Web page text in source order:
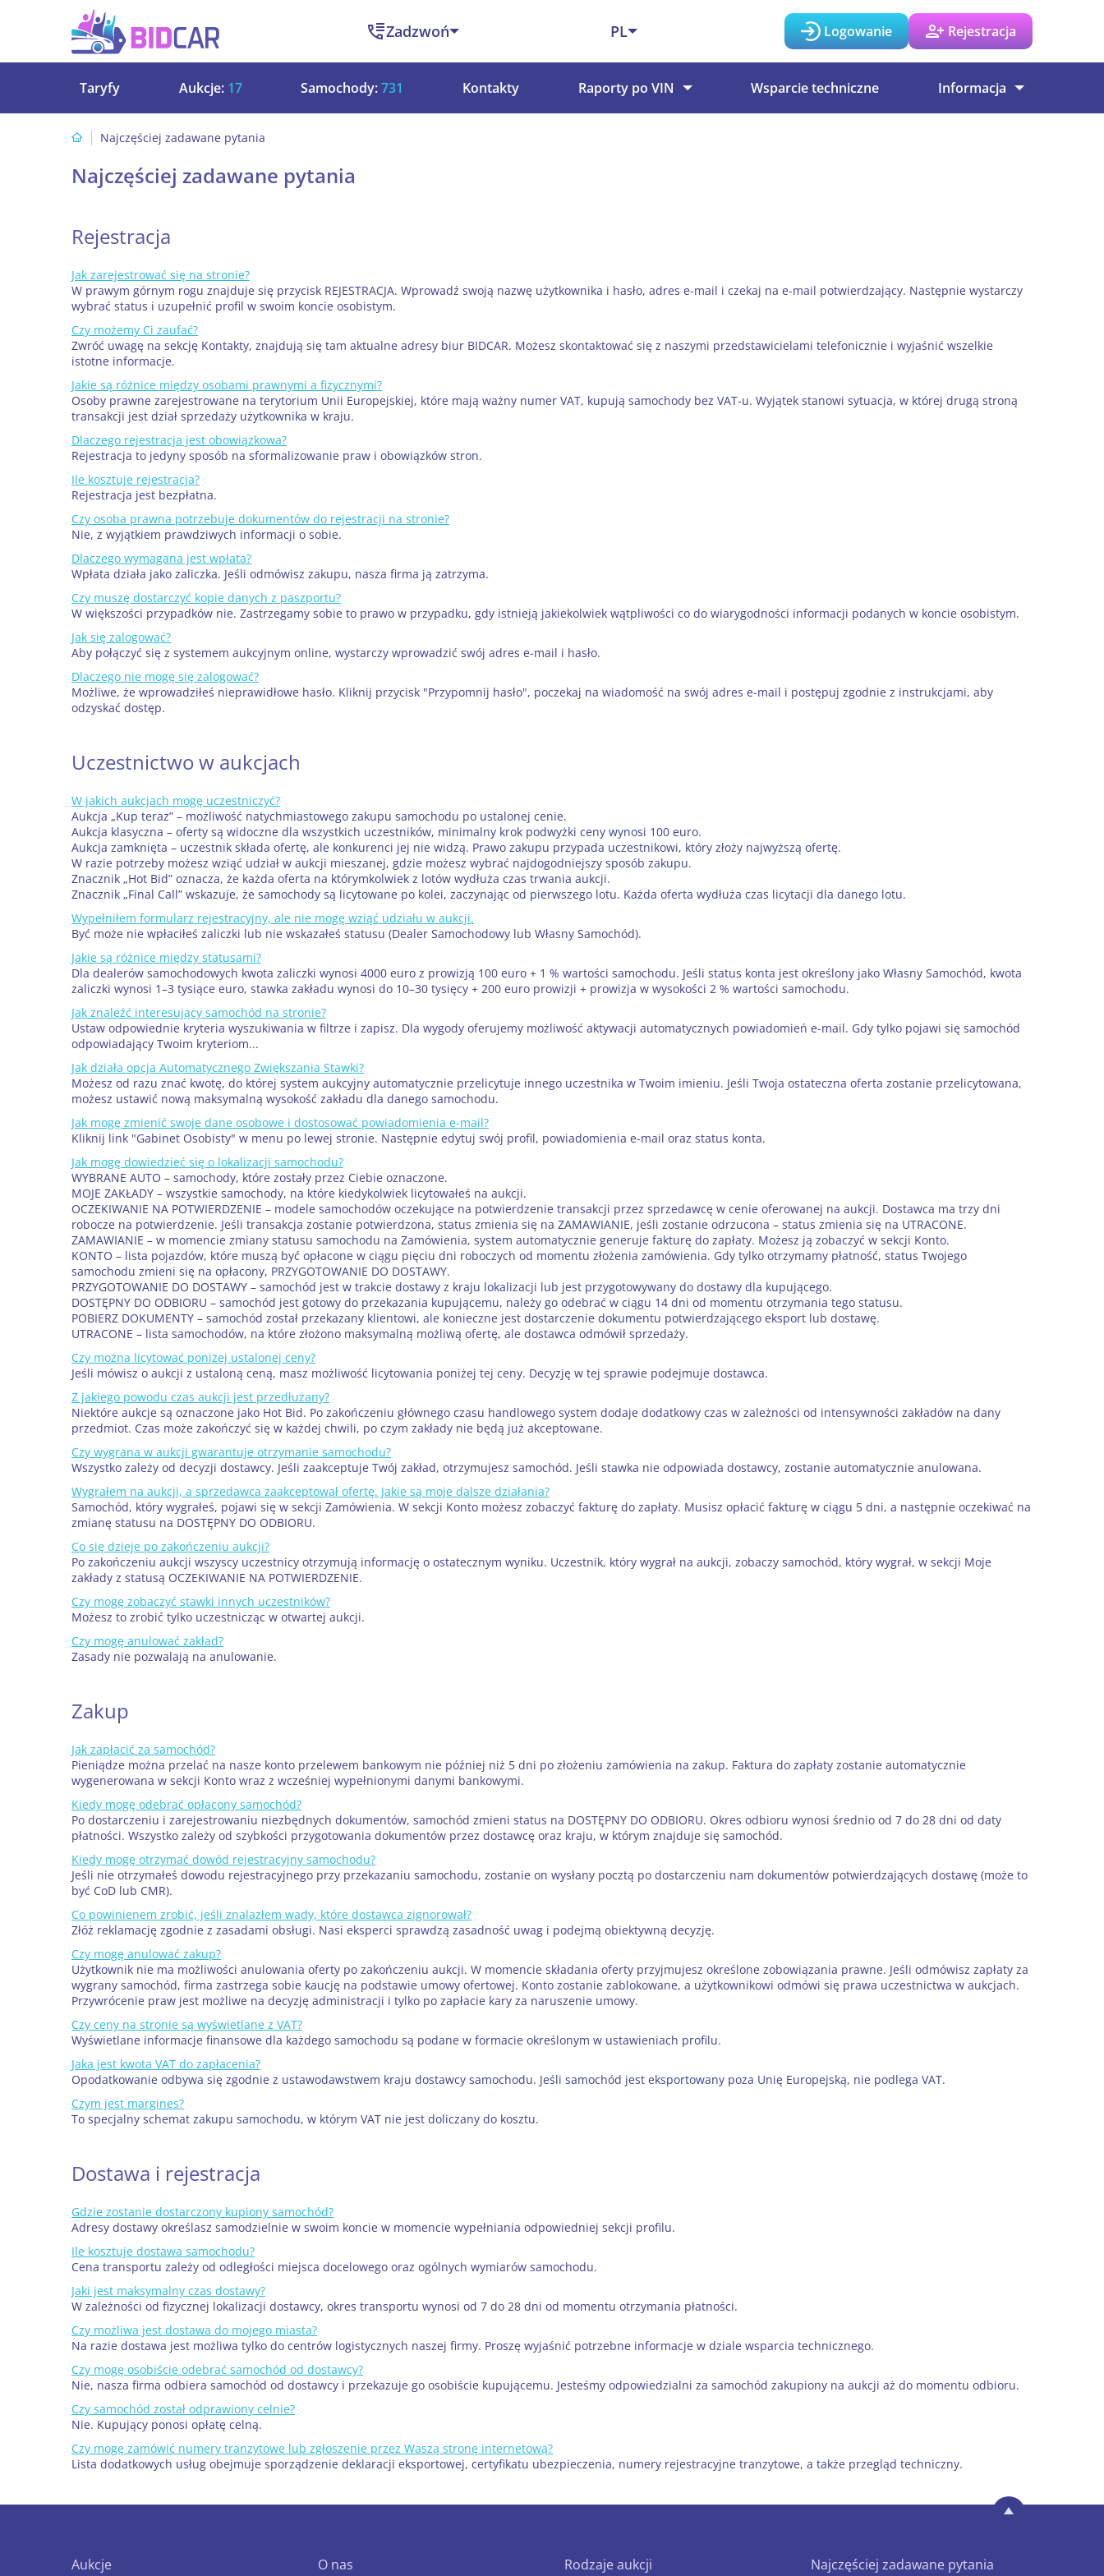
Zadzwoń PL Logowanie Rejestracja
Taryfy Aukcje: 17 Samochody:731 Kontakty Raporty po VIN Wsparcie techniczne Informacja
Najczęściej zadawane pytania
Najczęściej zadawane pytania
Rejestracja
Jak zarejestrować się na stronie?
W prawym górnym rogu znajduje się przycisk REJESTRACJA. Wprowadź swoją nazwę użytkownika i hasło, adres e-mail i czekaj na e-mail potwierdzający. Następnie wystarczy
wybrać status i uzupełnić profil w swoim koncie osobistym.
Czy możemy Ci zaufać?
Zwróć uwagę na sekcję Kontakty, znajdują się tam aktualne adresy biur BIDCAR. Możesz skontaktować się z naszymi przedstawicielami telefonicznie i wyjaśnić wszelkie
istotne informacje.
Jakie są różnice między osobami prawnymi a fizycznymi?
Osoby prawne zarejestrowane na terytorium Unii Europejskiej, które mają ważny numer VAT, kupują samochody bez VAT-u. Wyjątek stanowi sytuacja, w której drugą stroną
transakcji jest dział sprzedaży użytkownika w kraju.
Dlaczego rejestracja jest obowiązkowa?
Rejestracja to jedyny sposób na sformalizowanie praw i obowiązków stron.
Ile kosztuje rejestracja?
Rejestracja jest bezpłatna.
Czy osoba prawna potrzebuje dokumentów do rejestracji na stronie?
Nie, z wyjątkiem prawdziwych informacji o sobie.
Dlaczego wymagana jest wpłata?
Wpłata działa jako zaliczka. Jeśli odmówisz zakupu, nasza firma ją zatrzyma.
Czy muszę dostarczyć kopie danych z paszportu?
W większości przypadków nie. Zastrzegamy sobie to prawo w przypadku, gdy istnieją jakiekolwiek wątpliwości co do wiarygodności informacji podanych w koncie osobistym.
Jak się zalogować?
Aby połączyć się z systemem aukcyjnym online, wystarczy wprowadzić swój adres e-mail i hasło.
Dlaczego nie mogę się zalogować?
Możliwe, że wprowadziłeś nieprawidłowe hasło. Kliknij przycisk "Przypomnij hasło", poczekaj na wiadomość na swój adres e-mail i postępuj zgodnie z instrukcjami, aby
odzyskać dostęp.
Uczestnictwo w aukcjach
W jakich aukcjach mogę uczestniczyć?
Aukcja „Kup teraz” – możliwość natychmiastowego zakupu samochodu po ustalonej cenie.
Aukcja klasyczna – oferty są widoczne dla wszystkich uczestników, minimalny krok podwyżki ceny wynosi 100 euro.
Aukcja zamknięta – uczestnik składa ofertę, ale konkurenci jej nie widzą. Prawo zakupu przypada uczestnikowi, który złoży najwyższą ofertę.
W razie potrzeby możesz wziąć udział w aukcji mieszanej, gdzie możesz wybrać najdogodniejszy sposób zakupu.
Znacznik „Hot Bid” oznacza, że każda oferta na którymkolwiek z lotów wydłuża czas trwania aukcji.
Znacznik „Final Call” wskazuje, że samochody są licytowane po kolei, zaczynając od pierwszego lotu. Każda oferta wydłuża czas licytacji dla danego lotu.
Wypełniłem formularz rejestracyjny, ale nie mogę wziąć udziału w aukcji.
Być może nie wpłaciłeś zaliczki lub nie wskazałeś statusu (Dealer Samochodowy lub Własny Samochód).
Jakie są różnice między statusami?
Dla dealerów samochodowych kwota zaliczki wynosi 4000 euro z prowizją 100 euro + 1 % wartości samochodu. Jeśli status konta jest określony jako Własny Samochód, kwota
zaliczki wynosi 1–3 tysiące euro, stawka zakładu wynosi do 10–30 tysięcy + 200 euro prowizji + prowizja w wysokości 2 % wartości samochodu.
Jak znaleźć interesujący samochód na stronie?
Ustaw odpowiednie kryteria wyszukiwania w filtrze i zapisz. Dla wygody oferujemy możliwość aktywacji automatycznych powiadomień e-mail. Gdy tylko pojawi się samochód
odpowiadający Twoim kryteriom...
Jak działa opcja Automatycznego Zwiększania Stawki?
Możesz od razu znać kwotę, do której system aukcyjny automatycznie przelicytuje innego uczestnika w Twoim imieniu. Jeśli Twoja ostateczna oferta zostanie przelicytowana,
możesz ustawić nową maksymalną wysokość zakładu dla danego samochodu.
Jak mogę zmienić swoje dane osobowe i dostosować powiadomienia e-mail?
Kliknij link "Gabinet Osobisty" w menu po lewej stronie. Następnie edytuj swój profil, powiadomienia e-mail oraz status konta.
Jak mogę dowiedzieć się o lokalizacji samochodu?
WYBRANE AUTO – samochody, które zostały przez Ciebie oznaczone.
MOJE ZAKŁADY – wszystkie samochody, na które kiedykolwiek licytowałeś na aukcji.
OCZEKIWANIE NA POTWIERDZENIE – modele samochodów oczekujące na potwierdzenie transakcji przez sprzedawcę w cenie oferowanej na aukcji. Dostawca ma trzy dni
robocze na potwierdzenie. Jeśli transakcja zostanie potwierdzona, status zmienia się na ZAMAWIANIE, jeśli zostanie odrzucona – status zmienia się na UTRACONE.
ZAMAWIANIE – w momencie zmiany statusu samochodu na Zamówienia, system automatycznie generuje fakturę do zapłaty. Możesz ją zobaczyć w sekcji Konto.
KONTO – lista pojazdów, które muszą być opłacone w ciągu pięciu dni roboczych od momentu złożenia zamówienia. Gdy tylko otrzymamy płatność, status Twojego
samochodu zmieni się na opłacony, PRZYGOTOWANIE DO DOSTAWY.
PRZYGOTOWANIE DO DOSTAWY – samochód jest w trakcie dostawy z kraju lokalizacji lub jest przygotowywany do dostawy dla kupującego.
DOSTĘPNY DO ODBIORU – samochód jest gotowy do przekazania kupującemu, należy go odebrać w ciągu 14 dni od momentu otrzymania tego statusu.
POBIERZ DOKUMENTY – samochód został przekazany klientowi, ale konieczne jest dostarczenie dokumentu potwierdzającego eksport lub dostawę.
UTRACONE – lista samochodów, na które złożono maksymalną możliwą ofertę, ale dostawca odmówił sprzedaży.
Czy można licytować poniżej ustalonej ceny?
Jeśli mówisz o aukcji z ustaloną ceną, masz możliwość licytowania poniżej tej ceny. Decyzję w tej sprawie podejmuje dostawca.
Z jakiego powodu czas aukcji jest przedłużany?
Niektóre aukcje są oznaczone jako Hot Bid. Po zakończeniu głównego czasu handlowego system dodaje dodatkowy czas w zależności od intensywności zakładów na dany
przedmiot. Czas może zakończyć się w każdej chwili, po czym zakłady nie będą już akceptowane.
Czy wygrana w aukcji gwarantuje otrzymanie samochodu?
Wszystko zależy od decyzji dostawcy. Jeśli zaakceptuje Twój zakład, otrzymujesz samochód. Jeśli stawka nie odpowiada dostawcy, zostanie automatycznie anulowana.
Wygrałem na aukcji, a sprzedawca zaakceptował ofertę. Jakie są moje dalsze działania?
Samochód, który wygrałeś, pojawi się w sekcji Zamówienia. W sekcji Konto możesz zobaczyć fakturę do zapłaty. Musisz opłacić fakturę w ciągu 5 dni, a następnie oczekiwać na
zmianę statusu na DOSTĘPNY DO ODBIORU.
Co się dzieje po zakończeniu aukcji?
Po zakończeniu aukcji wszyscy uczestnicy otrzymują informację o ostatecznym wyniku. Uczestnik, który wygrał na aukcji, zobaczy samochód, który wygrał, w sekcji Moje
zakłady z statusą OCZEKIWANIE NA POTWIERDZENIE.
Czy mogę zobaczyć stawki innych uczestników?
Możesz to zrobić tylko uczestnicząc w otwartej aukcji.
Czy mogę anulować zakład?
Zasady nie pozwalają na anulowanie.
Zakup
Jak zapłacić za samochód?
Pieniądze można przelać na nasze konto przelewem bankowym nie później niż 5 dni po złożeniu zamówienia na zakup. Faktura do zapłaty zostanie automatycznie
wygenerowana w sekcji Konto wraz z wcześniej wypełnionymi danymi bankowymi.
Kiedy mogę odebrać opłacony samochód?
Po dostarczeniu i zarejestrowaniu niezbędnych dokumentów, samochód zmieni status na DOSTĘPNY DO ODBIORU. Okres odbioru wynosi średnio od 7 do 28 dni od daty
płatności. Wszystko zależy od szybkości przygotowania dokumentów przez dostawcę oraz kraju, w którym znajduje się samochód.
Kiedy mogę otrzymać dowód rejestracyjny samochodu?
Jeśli nie otrzymałeś dowodu rejestracyjnego przy przekazaniu samochodu, zostanie on wysłany pocztą po dostarczeniu nam dokumentów potwierdzających dostawę (może to
być CoD lub CMR).
Co powinienem zrobić, jeśli znalazłem wady, które dostawca zignorował?
Złóż reklamację zgodnie z zasadami obsługi. Nasi eksperci sprawdzą zasadność uwag i podejmą obiektywną decyzję.
Czy mogę anulować zakup?
Użytkownik nie ma możliwości anulowania oferty po zakończeniu aukcji. W momencie składania oferty przyjmujesz określone zobowiązania prawne. Jeśli odmówisz zapłaty za
wygrany samochód, firma zastrzega sobie kaucję na podstawie umowy ofertowej. Konto zostanie zablokowane, a użytkownikowi odmówi się prawa uczestnictwa w aukcjach.
Przywrócenie praw jest możliwe na decyzję administracji i tylko po zapłacie kary za naruszenie umowy.
Czy ceny na stronie są wyświetlane z VAT?
Wyświetlane informacje finansowe dla każdego samochodu są podane w formacie określonym w ustawieniach profilu.
Jaka jest kwota VAT do zapłacenia?
Opodatkowanie odbywa się zgodnie z ustawodawstwem kraju dostawcy samochodu. Jeśli samochód jest eksportowany poza Unię Europejską, nie podlega VAT.
Czym jest margines?
To specjalny schemat zakupu samochodu, w którym VAT nie jest doliczany do kosztu.
Dostawa i rejestracja
Gdzie zostanie dostarczony kupiony samochód?
Adresy dostawy określasz samodzielnie w swoim koncie w momencie wypełniania odpowiedniej sekcji profilu.
Ile kosztuje dostawa samochodu?
Cena transportu zależy od odległości miejsca docelowego oraz ogólnych wymiarów samochodu.
Jaki jest maksymalny czas dostawy?
W zależności od fizycznej lokalizacji dostawcy, okres transportu wynosi od 7 do 28 dni od momentu otrzymania płatności.
Czy możliwa jest dostawa do mojego miasta?
Na razie dostawa jest możliwa tylko do centrów logistycznych naszej firmy. Proszę wyjaśnić potrzebne informacje w dziale wsparcia technicznego.
Czy mogę osobiście odebrać samochód od dostawcy?
Nie, nasza firma odbiera samochód od dostawcy i przekazuje go osobiście kupującemu. Jesteśmy odpowiedzialni za samochód zakupiony na aukcji aż do momentu odbioru.
Czy samochód został odprawiony celnie?
Nie. Kupujący ponosi opłatę celną.
Czy mogę zamówić numery tranzytowe lub zgłoszenie przez Waszą stronę internetową?
Lista dodatkowych usług obejmuje sporządzenie deklaracji eksportowej, certyfikatu ubezpieczenia, numery rejestracyjne tranzytowe, a także przegląd techniczny.
Aukcje O nas Rodzaje aukcji Najczęściej zadawane pytania